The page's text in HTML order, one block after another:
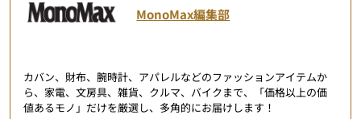
MonoMax編集部
カバン、財布、腕時計、アパレルなどのファッションアイテムか
ら、家電、文房具、雑貨、クルマ、バイクまで、「価格以上の価
値あるモノ」だけを厳選し、多角的にお届けします！